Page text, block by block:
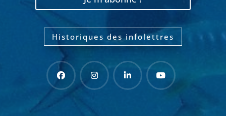
Historiques des infolettres